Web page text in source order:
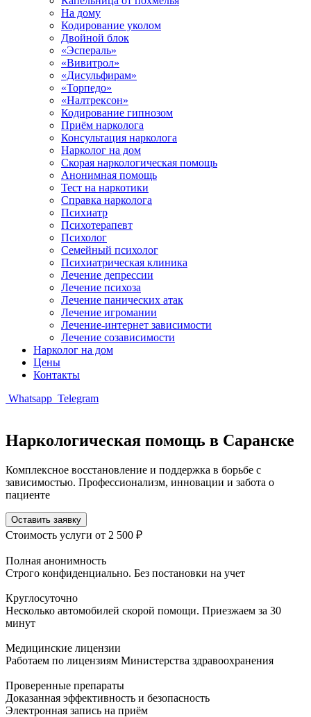
На дому
Кодирование уколом
Двойной блок
«Эспераль»
«Вивитрол»
«Дисульфирам»
«Торпедо»
«Налтрексон»
Кодирование гипнозом
Приём нарколога
Консультация нарколога
Нарколог на дом
Скорая наркологическая помощь
Анонимная помощь
Тест на наркотики
Справка нарколога
Психиатр
Психотерапевт
Психолог
Семейный психолог
Психиатрическая клиника
Лечение депрессии
Лечение психоза
Лечение панических атак
Лечение игромании
Лечение-интернет зависимости
Лечение созависимости
Нарколог на дом
Цены
Контакты
Whatsapp Telegram
Наркологическая помощь в Саранске
Комплексное восстановление и поддержка в борьбе с
зависимостью. Профессионализм, инновации и забота о
пациенте
Оставить заявку
Стоимость услуги от 2 500 ₽
Полная анонимность
Строго конфиденциально. Без постановки на учет
Круглосуточно
Несколько автомобилей скорой помощи. Приезжаем за 30
минут
Медицинские лицензии
Работаем по лицензиям Министерства здравоохранения
Проверенные препараты
Доказанная эффективность и безопасность
Электронная запись на приём